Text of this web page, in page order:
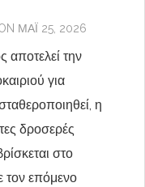
ΜΆΙ 25, 2026
αποτελεί την
για
η
δροσερές
στο
τον επόμενο